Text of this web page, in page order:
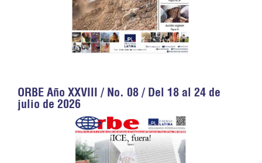
ORBE Año XXVIII / No. 08 / Del 18 al 24 de
julio de 2026